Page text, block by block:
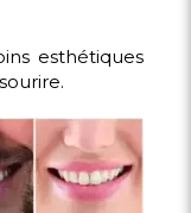
esthétiques